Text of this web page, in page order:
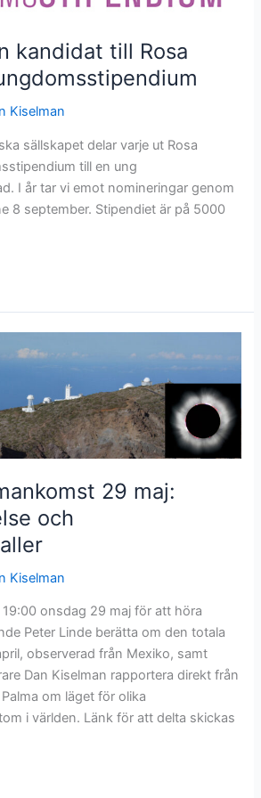
kandidat till Rosa
Kiselman
sällskapet delar varje ut Rosa
till en ung
I år tar vi emot nomineringar genom
8 september. Stipendiet är på 5000
29 maj:
och
Kiselman
onsdag 29 maj för att höra
Peter Linde berätta om den totala
observerad från Mexiko, samt
Dan Kiselman rapportera direkt från
om läget för olika
i världen. Länk för att delta skickas